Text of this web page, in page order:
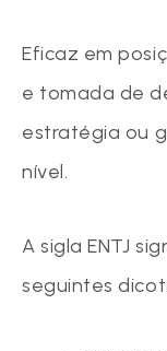
Eficaz em
e tomada de
estratégia ou
nível.
A sigla ENTJ
seguintes